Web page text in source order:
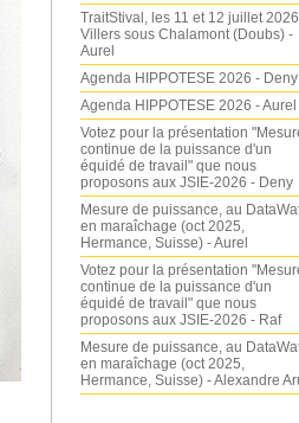
TraitStival, les 11 et 12 juillet
Villers sous Chalamont (Doubs) -
Aurel
Agenda HIPPOTESE 2026 - Deny
Agenda HIPPOTESE 2026 - Aurel
Votez pour la présentation
continue de la puissance d'un
équidé de travail" que nous
proposons aux JSIE-2026 - Deny
Mesure de puissance, au
en maraîchage (oct 2025,
Hermance, Suisse) - Aurel
Votez pour la présentation
continue de la puissance d'un
équidé de travail" que nous
proposons aux JSIE-2026 - Raf
Mesure de puissance, au
en maraîchage (oct 2025,
Hermance, Suisse) - Alexandre